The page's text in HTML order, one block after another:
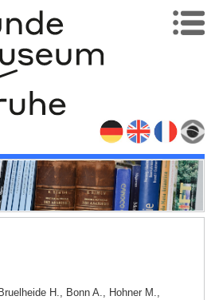
H., Bonn A., Hohner M.,